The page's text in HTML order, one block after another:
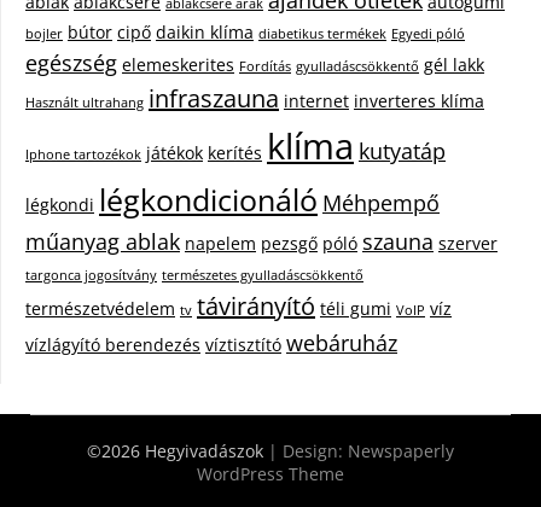
ablakcsere árak
bojler bútor cipő daikin klíma diabetikus termékek Egyedi póló
egészség elemeskerites Fordítás gyulladáscsökkentő gél lakk
Használt ultrahang infraszauna internet inverteres klíma
Iphone tartozékok játékok kerítés klíma kutyatáp
légkondi légkondicionáló Méhpempő
műanyag ablak napelem pezsgő póló szauna szerver
targonca jogosítvány természetes gyulladáscsökkentő
természetvédelem tv távirányító téli gumi VoIP víz
vízlágyító berendezés víztisztító webáruház
©2026 Hegyivadászok | Design: Newspaperly
WordPress Theme